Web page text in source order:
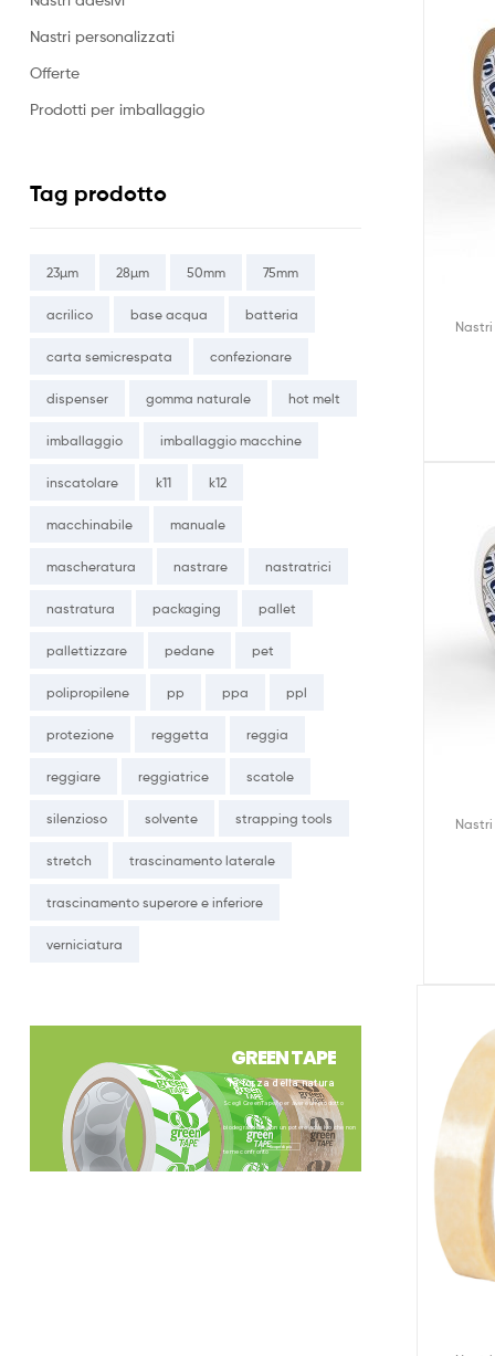
Nastri personalizzati
Offerte
Prodotti per imballaggio
Tag prodotto
23µm 28µm 50mm 75mm
acrilico base acqua batteria
carta semicrespata confezionare
dispenser gomma naturale hot melt
imballaggio imballaggio macchine
inscatolare k11 k12
macchinabile manuale
mascheratura nastrare nastratrici
nastratura packaging pallet
pallettizzare pedane pet
polipropilene pp ppa ppl
protezione reggetta reggia
reggiare reggiatrice scatole
silenzioso solvente strapping tools
stretch trascinamento laterale
trascinamento superore e inferiore
verniciatura
la forza della natura
Scegli GreenTape®per avere un prodotto
biodegradabile con un potere adesivo che non
teme confronto
Scopri di più
GREENTAPE